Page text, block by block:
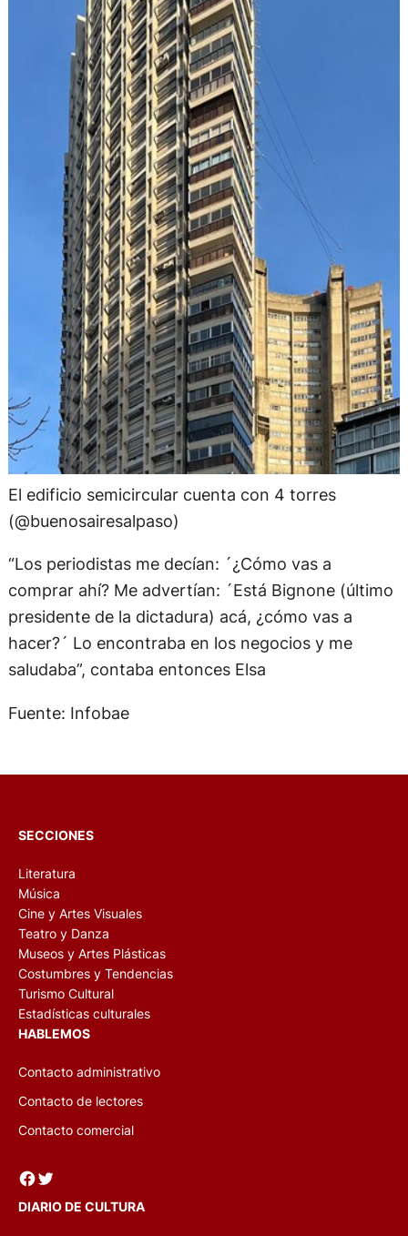
El edificio semicircular cuenta con 4 torres
(@buenosairesalpaso)
“Los periodistas me decían: ´¿Cómo vas a
comprar ahí? Me advertían: ´Está Bignone (último
presidente de la dictadura) acá, ¿cómo vas a
hacer?´ Lo encontraba en los negocios y me
saludaba”, contaba entonces Elsa
Fuente: Infobae
SECCIONES
Literatura
Música
Cine y Artes Visuales
Teatro y Danza
Museos y Artes Plásticas
Costumbres y Tendencias
Turismo Cultural
Estadísticas culturales
HABLEMOS
Contacto administrativo
Contacto de lectores
Contacto comercial
Facebook Twitter
DIARIO DE CULTURA